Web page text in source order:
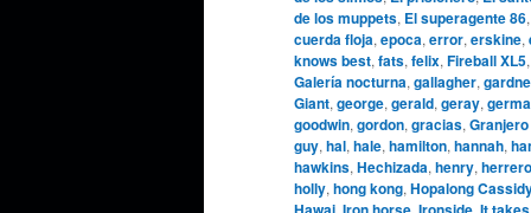
de los muppets, El superagente 86,
cuerda floja, epoca, error, erskine,
knows best, fats, felix, Fireball XL5,
Galería nocturna, gallagher,
Giant, george, gerald, geray,
goodwin, gordon, gracias,
guy, hal, hale, hamilton, hannah,
hawkins, Hechizada, henry, herrero
holly, hong kong, Hopalong
, , ,